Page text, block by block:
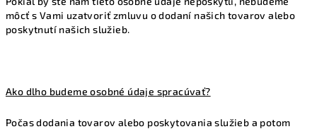
môcť s Vami uzatvoriť zmluvu o dodaní našich tovarov alebo
poskytnutí našich služieb.
Ako dlho budeme osobné údaje spracúvať?
Počas dodania tovarov alebo poskytovania služieb a potom